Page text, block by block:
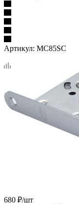
Артикул: MC85SC
680 ₽/шт